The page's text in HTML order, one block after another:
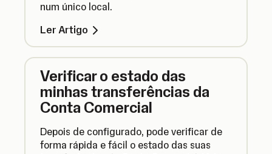
num único local.
Ler Artigo
Verificar o estado das
minhas transferências da
Conta Comercial
Depois de configurado, pode verificar de
forma rápida e fácil o estado das suas